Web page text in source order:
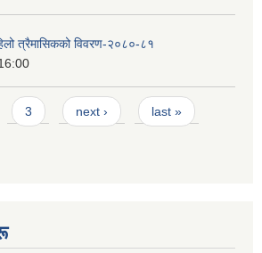
त्रैमासिकको विवरण-२०८०-८१
3 next › last »